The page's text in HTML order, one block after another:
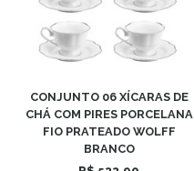
CONJUNTO 06 XÍCARAS DE
CHÁ COM PIRES PORCELANA
FIO PRATEADO WOLFF
BRANCO